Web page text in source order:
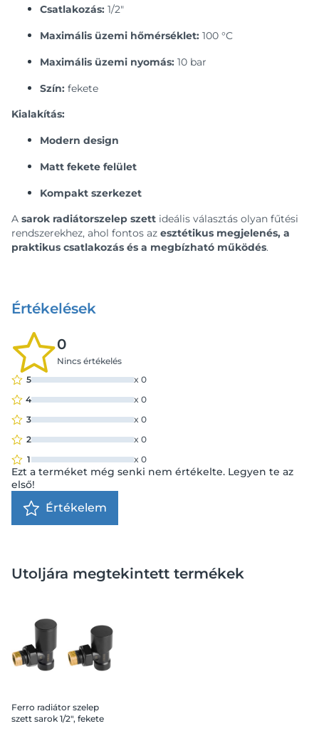
Csatlakozás: 1/2″
Maximális üzemi hőmérséklet: 100 °C
Maximális üzemi nyomás: 10 bar
Szín: fekete
Kialakítás:
Modern design
Matt fekete felület
Kompakt szerkezet
A sarok radiátorszelep szett ideális választás olyan fűtési
rendszerekhez, ahol fontos az esztétikus megjelenés, a
praktikus csatlakozás és a megbízható működés.
Értékelések
0
Nincs értékelés
5
x 0
4
x 0
3
x 0
2
x 0
1
x 0
Ezt a terméket még senki nem értékelte. Legyen te az
első!
Értékelem
Utoljára megtekintett termékek
Ferro radiátor szelep
szett sarok 1/2", fekete